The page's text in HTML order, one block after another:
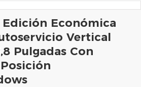
Edición Económica
Vertical
Pulgadas Con